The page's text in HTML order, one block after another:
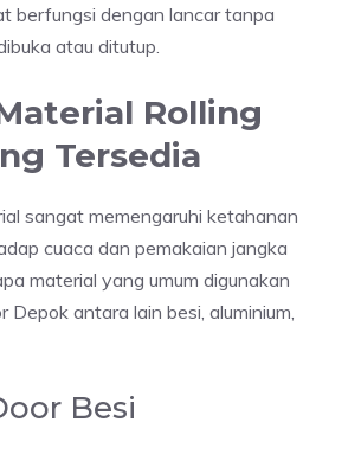
berfungsi dengan lancar tanpa
atau ditutup.
Rolling
Tersedia
sangat memengaruhi ketahanan
cuaca dan pemakaian jangka
material yang umum digunakan
Depok antara lain besi, aluminium,
Besi